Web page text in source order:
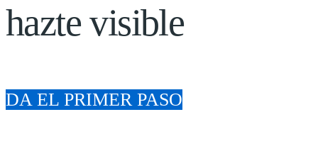
hazte visible
DA EL PRIMER PASO